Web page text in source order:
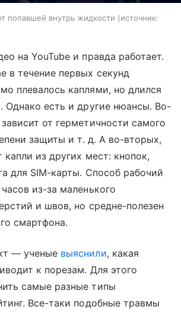
попавшей внутрь жидкости
источник:
на YouTube и правда работает.
в течение первых секунд
плевалось каплями, но длился
Однако есть и другие нюансы. Во-
от герметичности самого
защиты и т. д. А во-вторых,
капли из других мест: кнопок,
для SIM-карты. Способ рабочий
из-за маленького
и швов, но средне-полезен
смартфона.
— ученые выяснили, какая
к порезам. Для этого
самые разные типы
Все-таки подобные травмы